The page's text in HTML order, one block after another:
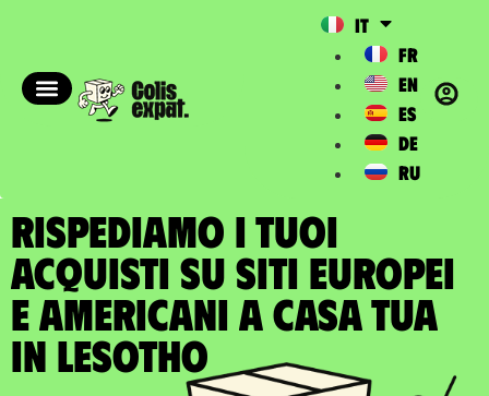
IT
FR
EN
ES
DE
RU
RISPEDIAMO I TUOI
ACQUISTI SU SITI EUROPEI
E AMERICANI A casa tua
in Lesotho